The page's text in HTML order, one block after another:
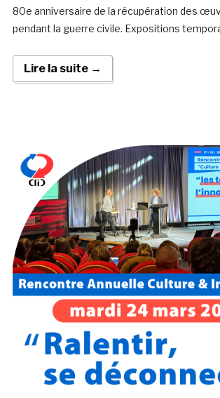
80e anniversaire de la récupération des
pendant la guerre civile. Expositions
Lire la suite →